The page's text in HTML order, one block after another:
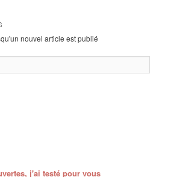
nouvel article est publié
j'ai testé pour vous